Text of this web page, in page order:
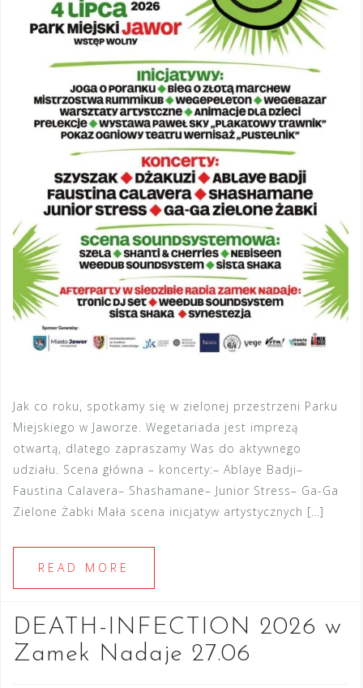
Jak co roku, spotkamy się w zielonej przestrzeni Parku
Miejskiego w Jaworze. Wegetariada jest imprezą
otwartą, dlatego zapraszamy Was do aktywnego
udziału. Scena główna – koncerty:– Ablaye Badji–
Faustina Calavera– Shashamane– Junior Stress– Ga-Ga
Zielone Żabki Mała scena inicjatyw artystycznych […]
READ MORE
DEATH-INFECTION 2026 w
Zamek Nadaje 27.06